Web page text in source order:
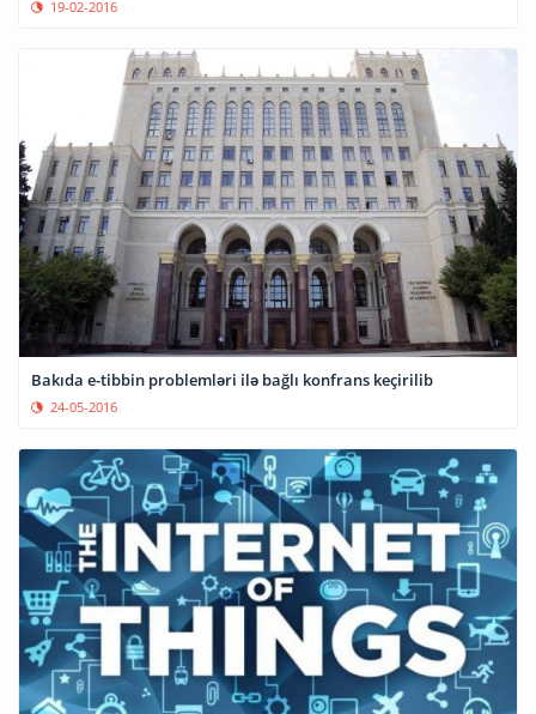
19-02-2016
Bakıda e-tibbin problemləri ilə bağlı konfrans keçirilib
24-05-2016